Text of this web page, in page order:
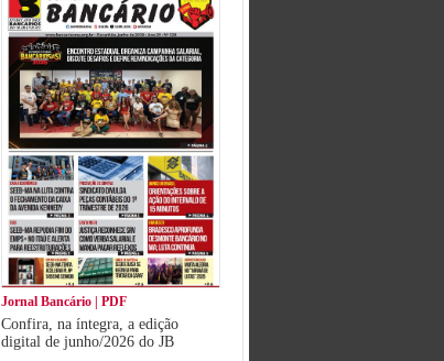
Jornal Bancário | PDF
Confira, na íntegra, a edição
digital de junho/2026 do JB